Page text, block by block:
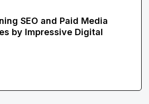
SEO and Paid Media
by Impressive Digital